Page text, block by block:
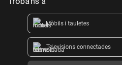
Mòbils i tauletes
Televisions connectades